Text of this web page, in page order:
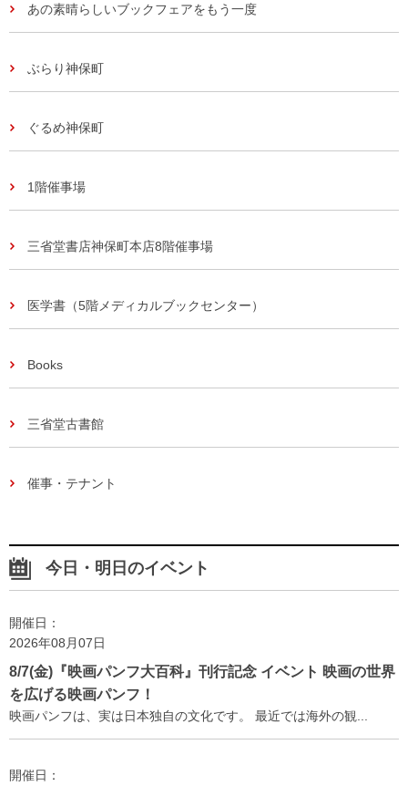
あの素晴らしいブックフェアをもう一度
ぶらり神保町
ぐるめ神保町
1階催事場
三省堂書店神保町本店8階催事場
医学書（5階メディカルブックセンター）
Books
三省堂古書館
催事・テナント
今日・明日のイベント
開催日：
2026年08月07日
8/7(金)『映画パンフ大百科』刊行記念 イベント 映画の世界
を広げる映画パンフ！
映画パンフは、実は日本独自の文化です。 最近では海外の観...
開催日：